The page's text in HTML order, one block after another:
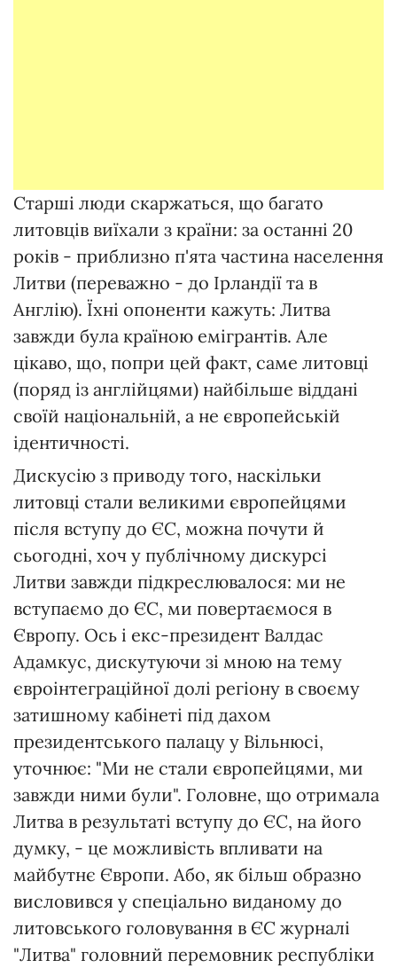
Старші люди скаржаться, що багато
литовців виїхали з країни: за останні 20
років - приблизно п'ята частина населення
Литви (переважно - до Ірландії та в
Англію). Їхні опоненти кажуть: Литва
завжди була країною емігрантів. Але
цікаво, що, попри цей факт, саме литовці
(поряд із англійцями) найбільше віддані
своїй національній, а не європейській
ідентичності.
Дискусію з приводу того, наскільки
литовці стали великими європейцями
після вступу до ЄС, можна почути й
сьогодні, хоч у публічному дискурсі
Литви завжди підкреслювалося: ми не
вступаємо до ЄС, ми повертаємося в
Європу. Ось і екс-президент Валдас
Адамкус, дискутуючи зі мною на тему
євроінтеграційної долі регіону в своєму
затишному кабінеті під дахом
президентського палацу у Вільнюсі,
уточнює: "Ми не стали європейцями, ми
завжди ними були". Головне, що отримала
Литва в результаті вступу до ЄС, на його
думку, - це можливість впливати на
майбутнє Європи. Або, як більш образно
висловився у спеціально виданому до
литовського головування в ЄС журналі
"Литва" головний перемовник республіки